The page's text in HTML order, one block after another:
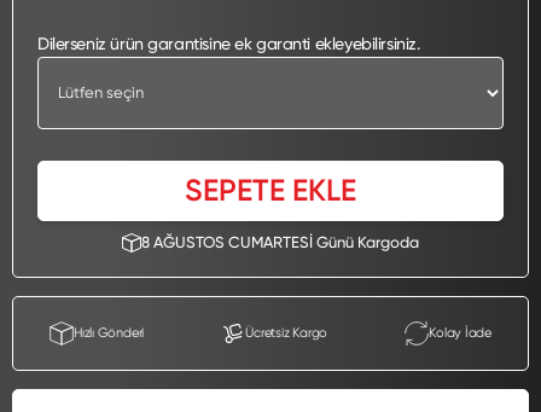
Dilerseniz ürün garantisine ek garanti ekleyebilirsiniz.
SEPETE EKLE
8 AĞUSTOS CUMARTESİ Günü Kargoda
Hızlı Gönderi Ücretsiz Kargo Kolay İade